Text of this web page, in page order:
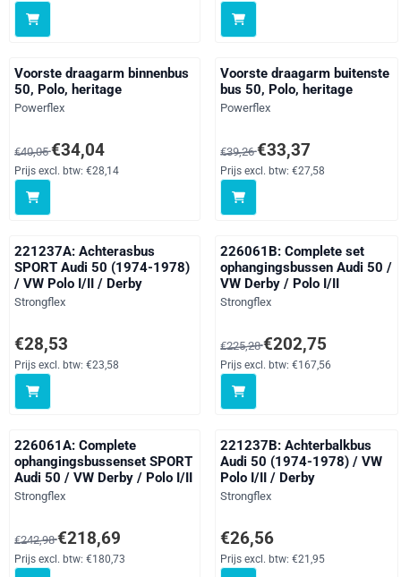
Voorste draagarm binnenbus
50, Polo, heritage
Merk:
Powerflex
Van 40,05 voor 34,04, exclusief btw: 28,14
€40,05€34,04
Prijs excl. btw: €28,14
Voorste draagarm buitenste
bus 50, Polo, heritage
Merk:
Powerflex
Van 39,26 voor 33,37,
€39,26€33,37
Prijs excl. btw: €27,58
221237A: Achterasbus
SPORT Audi 50 (1974-1978)
/ VW Polo I/II / Derby
Merk:
Strongflex
Prijs: 28,53, exclusief btw: 23,58
€28,53
Prijs excl. btw: €23,58
226061B: Complete set
ophangingsbussen Audi 50 /
VW Derby / Polo I/II
Merk:
Strongflex
Van 225,28 voor 202,75,
€225,28€202,75
Prijs excl. btw: €167,56
226061A: Complete
ophangingsbussenset SPORT
Audi 50 / VW Derby / Polo I/II
Merk:
Strongflex
Van 242,98 voor 218,69, exclusief btw: 180,73
€242,98€218,69
Prijs excl. btw: €180,73
221237B: Achterbalkbus
Audi 50 (1974-1978) / VW
Polo I/II / Derby
Merk:
Strongflex
Prijs: 26,56, exclusief btw:
€26,56
Prijs excl. btw: €21,95